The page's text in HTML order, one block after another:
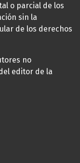
o parcial de los
sin la
de los derechos
no
editor de la